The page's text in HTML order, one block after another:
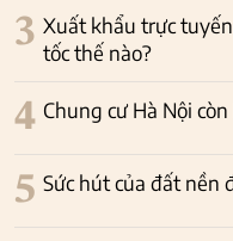
3 Xuất khẩu trực
tốc thế nào?
4 Chung cư Hà Nội
5 Sức hút của đất nền